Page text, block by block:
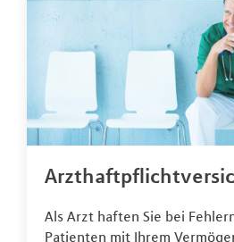
Als Arzt haften Sie bei
Patienten mit Ihrem